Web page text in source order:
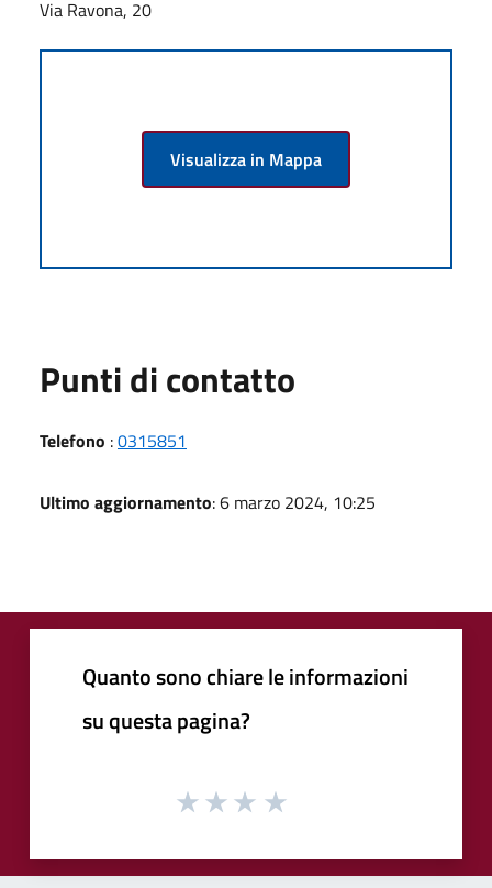
Via Ravona, 20
Visualizza in Mappa
Punti di contatto
Telefono :0315851
Ultimo aggiornamento: 6 marzo 2024, 10:25
Quanto sono chiare le informazioni
su questa pagina?